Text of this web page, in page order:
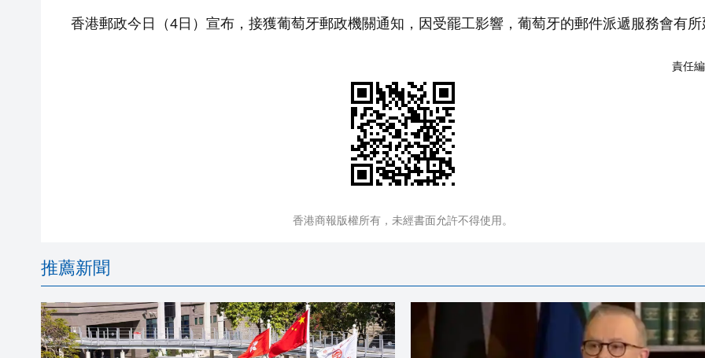
香港郵政今日（4日）宣布，接獲葡萄牙郵政機關通知，因受罷工影響，葡萄牙的郵件派遞服務會有
責任
香港商報版權所有，未經書面允許不得使用。
推薦新聞